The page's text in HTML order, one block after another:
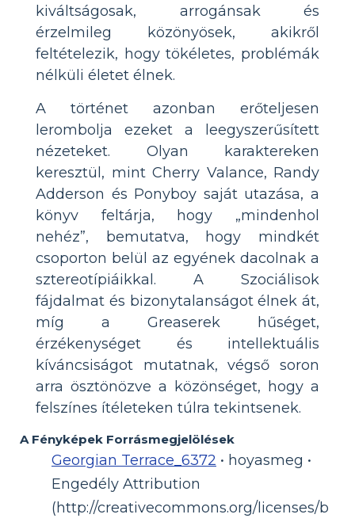
kiváltságosak, arrogánsak és
érzelmileg közönyösek, akikről
feltételezik, hogy tökéletes, problémák
nélküli életet élnek.
A történet azonban erőteljesen
lerombolja ezeket a leegyszerűsített
nézeteket. Olyan karaktereken
keresztül, mint Cherry Valance, Randy
Adderson és Ponyboy saját utazása, a
könyv feltárja, hogy „mindenhol
nehéz”, bemutatva, hogy mindkét
csoporton belül az egyének dacolnak a
sztereotípiáikkal. A Szociálisok
fájdalmat és bizonytalanságot élnek át,
míg a Greaserek hűséget,
érzékenységet és intellektuális
kíváncsiságot mutatnak, végső soron
arra ösztönözve a közönséget, hogy a
felszínes ítéleteken túlra tekintsenek.
A Fényképek Forrásmegjelölések
Georgian Terrace_6372 • hoyasmeg •
Engedély Attribution
(http://creativecommons.org/licenses/b